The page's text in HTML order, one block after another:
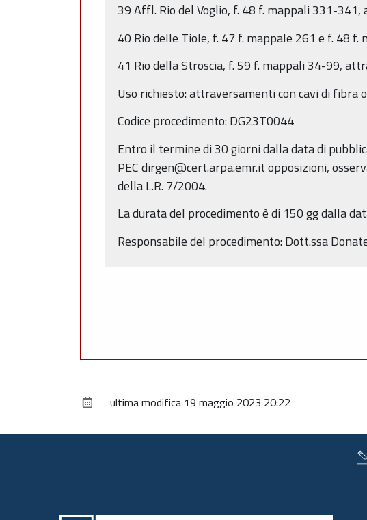
39 Affl. Rio del Voglio, f. 48 f. mappali 331-
40 Rio delle Tiole, f. 47 f. mappale 261 e f. 48 f.
41 Rio della Stroscia, f. 59 f. mappali 34-99,
Uso richiesto: attraversamenti con cavi di fibra
Codice procedimento: DG23T0044
Entro il termine di 30 giorni dalla data di
PEC dirgen@cert.arpa.emr.it opposizioni,
della L.R. 7/2004.
La durata del procedimento è di 150 gg dalla
Responsabile del procedimento: Dott.ssa
ultima modifica 19 maggio 2023 20:22